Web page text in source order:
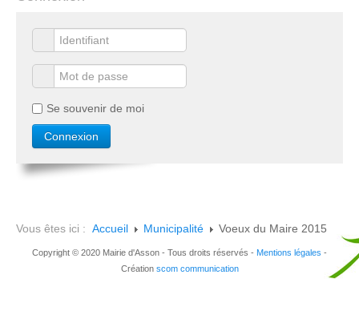
Se souvenir de moi
Vous êtes ici : Accueil Municipalité Voeux du Maire 2015
Copyright © 2020 Mairie d'Asson - Tous droits réservés - Mentions légales -
Création scom communication